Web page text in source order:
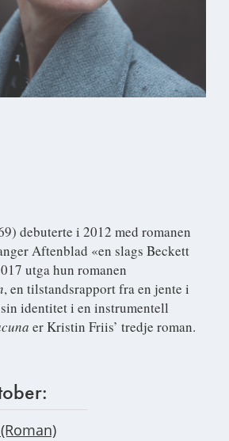
debuterte i 2012 med romanen
Aftenblad «en slags Beckett
utga hun romanen
, en tilstandsrapport fra en jente i
identitet i en instrumentell
er Kristin Friis’ tredje roman.